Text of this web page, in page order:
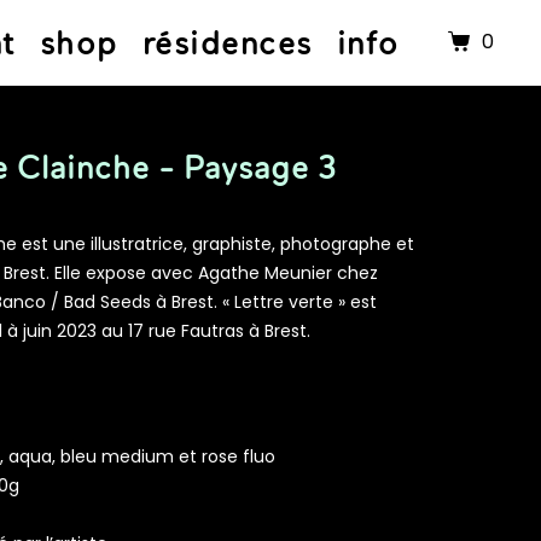
shop résidences info 0
Clainche - Paysage 3
est une illustratrice, graphiste, photographe et
Elle expose avec Agathe Meunier chez
/ Bad Seeds à Brest. « Lettre verte » est
juin 2023 au 17 rue Fautras à Brest.
aqua, bleu medium et rose fluo